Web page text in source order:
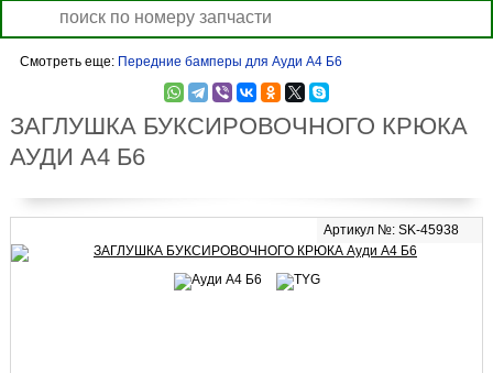
Смотреть еще: Передние бамперы для Ауди А4 Б6
ЗАГЛУШКА БУКСИРОВОЧНОГО КРЮКА
АУДИ А4 Б6
Артикул №: SK-45938